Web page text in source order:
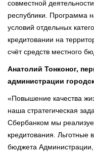
совместной
республики. Программа
условий отдельных
кредитовании на
счёт средств местного
Анатолий Тонконог,
администрации
«Повышение качества
наша стратегическая
Сбербанком мы
кредитования. Льготные
бюджета